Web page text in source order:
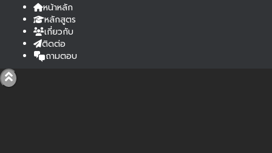
หน้าหลัก
หลักสูตร
เกี่ยวกับ
ติดต่อ
ถามตอบ